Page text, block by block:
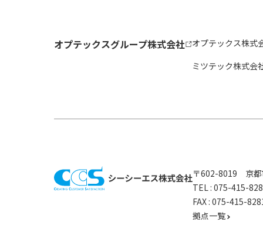
オプテックスグループ株式会社 オプテックス株式
ミツテック株式会
〒602-8019 京都
TEL : 075-415-
FAX : 075-415-
拠点一覧